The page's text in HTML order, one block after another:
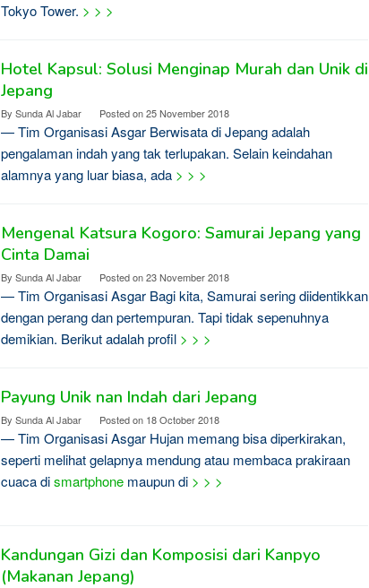
Tokyo Tower. > > >
Hotel Kapsul: Solusi Menginap Murah dan Unik di
Jepang
By Sunda Al Jabar Posted on25 November 2018
— Tim Organisasi Asgar Berwisata di Jepang adalah
pengalaman indah yang tak terlupakan. Selain keindahan
alamnya yang luar biasa, ada > > >
Mengenal Katsura Kogoro: Samurai Jepang yang
Cinta Damai
By Sunda Al Jabar Posted on23 November 2018
— Tim Organisasi Asgar Bagi kita, Samurai sering diidentikkan
dengan perang dan pertempuran. Tapi tidak sepenuhnya
demikian. Berikut adalah profil > > >
Payung Unik nan Indah dari Jepang
By Sunda Al Jabar Posted on 18 October 2018
— Tim Organisasi Asgar Hujan memang bisa diperkirakan,
seperti melihat gelapnya mendung atau membaca prakiraan
cuaca dismartphone maupun di > > >
Kandungan Gizi dan Komposisi dari Kanpyo
(Makanan Jepang)